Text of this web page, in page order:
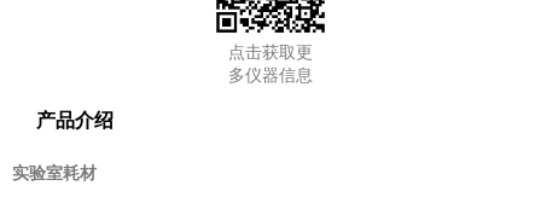
点击获取更
多仪器信息
产品介绍
实验室耗材